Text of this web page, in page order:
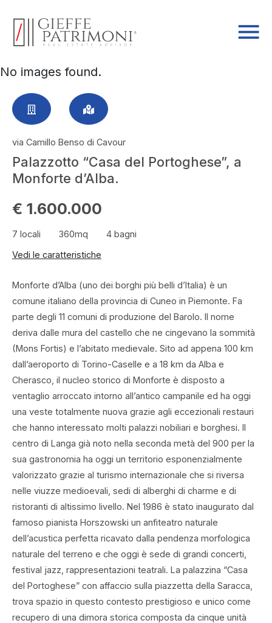
No images found.
via Camillo Benso di Cavour
Palazzotto “Casa del Portoghese”, a
Monforte d’Alba.
€ 1.600.000
7 locali 360mq
4 bagni
Vedi le caratteristiche
Monforte d’Alba (uno dei borghi più belli d’Italia) è un
comune italiano della provincia di Cuneo in Piemonte. Fa
parte degli 11 comuni di produzione del Barolo. Il nome
deriva dalle mura del castello che ne cingevano la sommità
(Mons Fortis) e l’abitato medievale. Sito ad appena 100 km
dall’aeroporto di Torino-Caselle e a 18 km da Alba e
Cherasco, il nucleo storico di Monforte è disposto a
ventaglio arroccato intorno all’antico campanile ed ha oggi
una veste totalmente nuova grazie agli eccezionali restauri
che hanno interessato molti palazzi nobiliari e borghesi. Il
centro di Langa già noto nella seconda metà del 900 per la
sua gastronomia ha oggi un territorio esponenzialmente
valorizzato grazie al turismo internazionale che si riversa
nelle viuzze medioevali, sedi di alberghi di charme e di
ristoranti di altissimo livello. Nel 1986 è stato inaugurato dal
famoso pianista Horszowski un anfiteatro naturale
dell’acustica perfetta ricavato dalla pendenza morfologica
naturale del terreno e che oggi è sede di grandi concerti,
festival jazz, rappresentazioni teatrali. La palazzina “Casa
del Portoghese” con affaccio sulla piazzetta della Saracca,
trova spazio in questo contesto prestigioso e unico come
recupero di una dimora storica composta da cinque unità